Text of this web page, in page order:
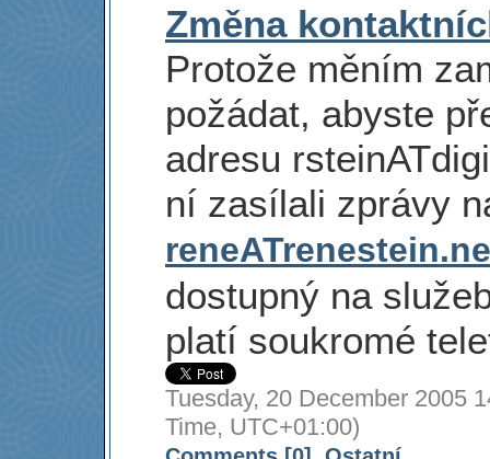
Změna
Protože měním
požádat, abyste
adresu
ní zasílali zprávy
dostupný na
platí soukromé
Tuesday, 20 December 2005
Time, UTC+01:00)